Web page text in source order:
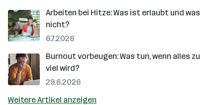
Arbeiten bei Hitze: Was ist erlaubt und was
nicht?
6.7.2026
Burnout vorbeugen: Was tun, wenn alles zu
viel wird?
29.6.2026
Weitere Artikel anzeigen